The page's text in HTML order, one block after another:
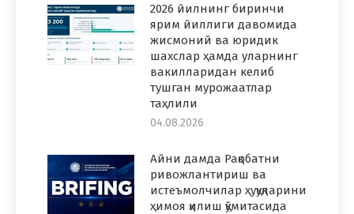
2026 йилнинг биринчи
ярим йиллиги давомида
жисмоний ва юридик
шахслар ҳамда уларнинг
вакилларидан келиб
тушган мурожаатлар
таҳлили
04.08.2026
Айни дамда Рақобатни
ривожлантириш ва
истеъмолчилар ҳуқуқларини
ҳимоя қилиш қўмитасида